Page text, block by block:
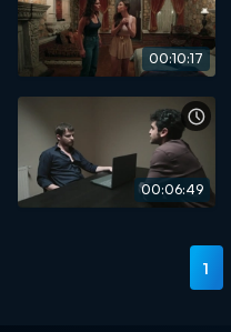
00:10:17
00:06:49
1